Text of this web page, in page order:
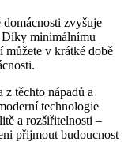
zvyšuje
Díky minimálnímu
můžete v krátké době
z těchto nápadů a
technologie
a rozšiřitelnosti –
přijmout budoucnost